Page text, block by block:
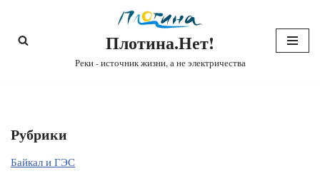
Перейти
Плотина.Нет!
Реки - источник жизни, а не электричества
Рубрики
Байкал и ГЭС